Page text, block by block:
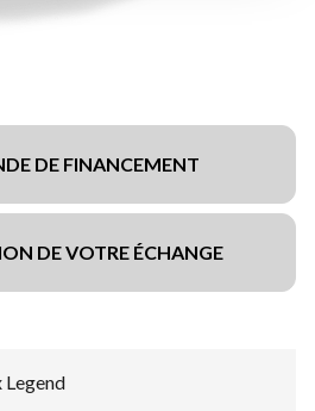
DE FINANCEMENT
DE VOTRE ÉCHANGE
Legend